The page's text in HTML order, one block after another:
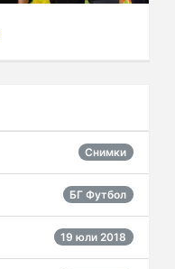
Снимки
БГ Футбол
19 юли 2018